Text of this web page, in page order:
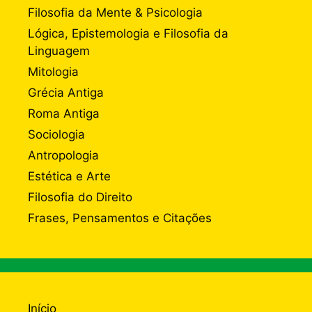
Filosofia da Mente & Psicologia
Lógica, Epistemologia e Filosofia da
Linguagem
Mitologia
Grécia Antiga
Roma Antiga
Sociologia
Antropologia
Estética e Arte
Filosofia do Direito
Frases, Pensamentos e Citações
Início